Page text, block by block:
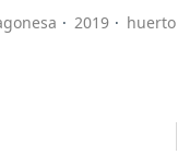
2019
huerto